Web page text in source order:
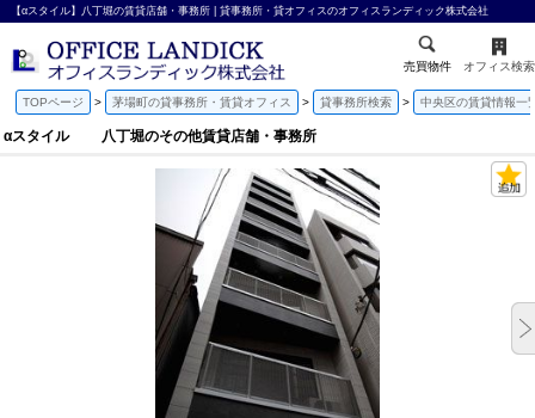
【αスタイル】八丁堀の賃貸店舗・事務所 | 貸事務所・貸オフィスのオフィスランディック株式会社
売買物件 オフィス検索
TOPページ 茅場町の貸事務所・賃貸オフィス 貸事務所検索 中央区の賃貸情報一
αスタイル 八丁堀のその他賃貸店舗・事務所